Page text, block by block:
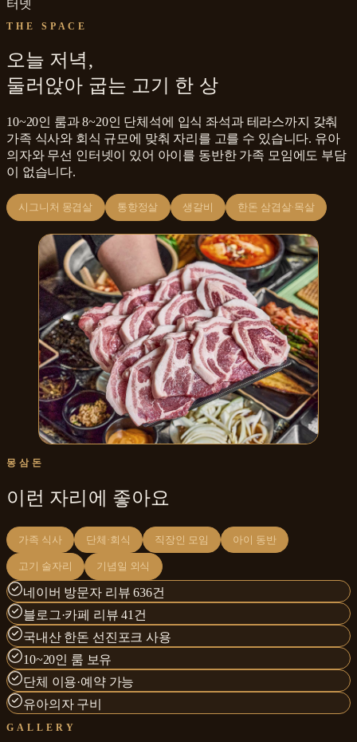
터넷
THE SPACE
오늘 저녁,
둘러앉아 굽는 고기 한 상
10~20인 룸과 8~20인 단체석에 입식 좌석과 테라스까지 갖춰
가족 식사와 회식 규모에 맞춰 자리를 고를 수 있습니다. 유아
의자와 무선 인터넷이 있어 아이를 동반한 가족 모임에도 부담
이 없습니다.
시그니처 몽겹살 통항정살 생갈비 한돈 삼겹살·목살
몽삼돈
이런 자리에 좋아요
가족 식사 단체·회식 직장인 모임 아이 동반
고기 술자리 기념일 외식
네이버 방문자 리뷰 636건
블로그·카페 리뷰 41건
국내산 한돈 선진포크 사용
10~20인 룸 보유
단체 이용·예약 가능
유아의자 구비
GALLERY